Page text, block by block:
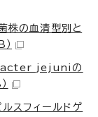
株の血清型別と
jejuniの
スフィールドゲ